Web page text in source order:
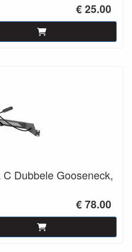
€ 25.00
Dubbele Gooseneck,
€ 78.00